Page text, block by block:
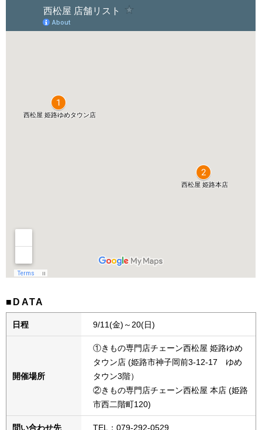
■DATA
日程 9/11(金)～20(日)
開催場所
①きもの専門店チェーン西松屋 姫路ゆめ
タウン店 (姫路市神子岡前3-12-17 ゆめ
タウン3階）
②きもの専門店チェーン西松屋 本店 (姫路
市西二階町120)
問い合わせ先 TEL：079-292-0529